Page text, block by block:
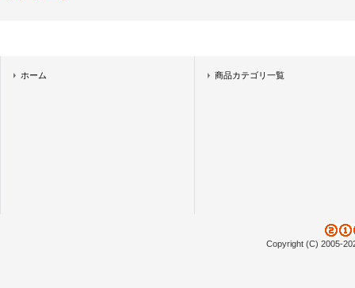
ホーム 商品カテゴリ一覧
Copyright (C) 2005-